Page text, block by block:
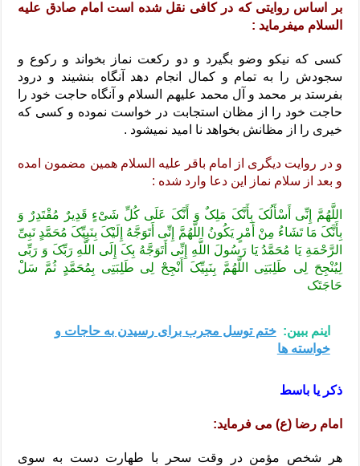
بر اساس روایتی که در کافی نقل شده است امام صادق علیه
السلام میفرماید :
کسی که نیکو وضو بگیرد و دو رکعت نماز بخواند و رکوع و
سجودش را به تمام و کمال انجام دهد آنگاه بنشیند و درود
بفرستد بر محمد و آل محمد علیهم السلام و آنگاه حاجت خود را
حاجت خود را از مظان استجابت در خواست نموده و کسی که
خیری را از مظانش بخواهد نا امید نمیشود .
و در روایت دیگری از امام باقر علیه السلام همین مضمون امده
و بعد از سلام نماز این دعا وارد شده :
اللَّهُمَّ إِنِّی أَسْأَلُکَ بِأَنَّکَ مَلِکٌ وَ أَنَّکَ عَلَی کُلِّ شَیْ‌ءٍ قَدِیرٌ مُقْتَدِرٌ وَ
بِأَنَّکَ مَا تَشَاءُ مِنْ أَمْرٍ یَکُونُ اللَّهُمَّ إِنِّی أَتَوَجَّهُ إِلَیْکَ بِنَبِیِّکَ مُحَمَّدٍ نَبِیِّ
الرَّحْمَةِ یَا مُحَمَّدُ یَا رَسُولَ اللَّهِ إِنِّی أَتَوَجَّهُ بِکَ إِلَی اللَّهِ رَبِّکَ وَ رَبِّی
لِیُنْجِحَ لِی طَلِبَتِی اللَّهُمَّ بِنَبِیِّکَ أَنْجِحْ لِی طَلِبَتِی بِمُحَمَّدٍ ثُمَّ سَلْ
حَاجَتَک
اینم ببین: ختم توسل مجرب برای رسیدن به حاجات و
خواسته ها
ذکر یا باسط
امام رضا (ع) می فرماید:
هر شخص مؤمن در وقت سحر با طهارت دست به سوى